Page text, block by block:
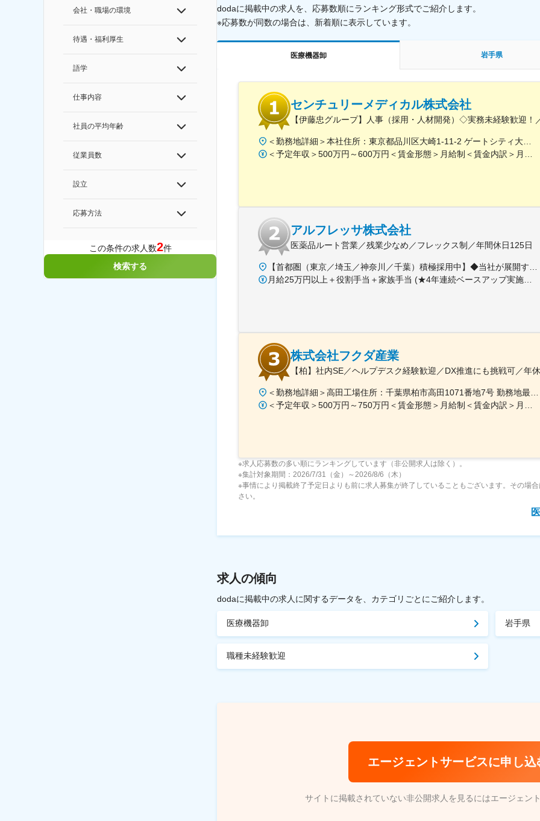
会社・職場の環境
待遇・福利厚生
語学
仕事内容
社員の平均年齢
従業員数
設立
応募方法
この条件の求人数2件
検索する
dodaに掲載中の求人を、応募数順にランキング形式でご紹介します。
※応募数が同数の場合は、新着順に表示しています。
医療機器卸 岩手県
センチュリーメディカル株式会社
【伊藤忠グループ】人事（採用・人材開発）◇実務未経験歓迎
アルフレッサ株式会社
医薬品ルート営業／残業少なめ／フレックス制／年間休日125日
株式会社フクダ産業
【柏】社内SE／ヘルプデスク経験歓迎／DX推進にも挑戦可／年
※求人応募数の多い順にランキングしています（非公開求人は除く）。
※集計対象期間：2026/7/31（金）～2026/8/6（木）
※事情により掲載終了予定日よりも前に求人募集が終了していることもございます。その場
さい。
求人の傾向
dodaに掲載中の求人に関するデータを、カテゴリごとにご紹介します。
医療機器卸 岩手県
職種未経験歓迎
エージェントサービスに申し
サイトに掲載されていない非公開求人を見るにはエージェン